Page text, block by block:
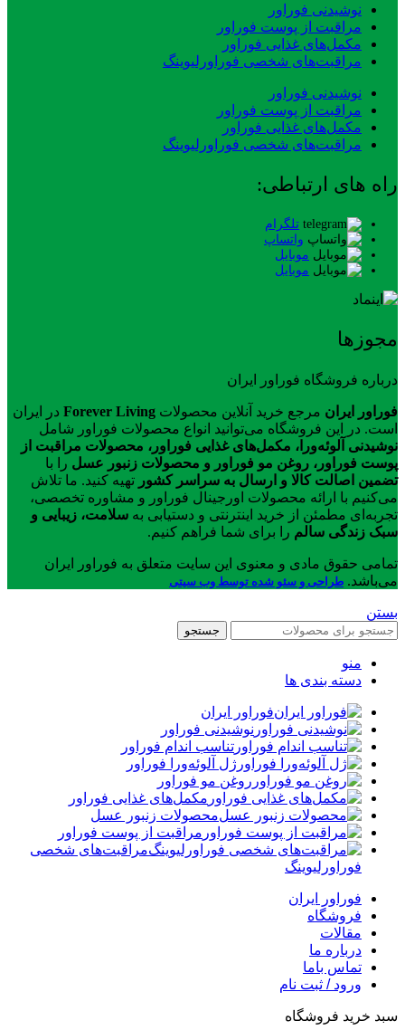
نوشیدنی فوراور
مراقبت از پوست فوراور
مکمل‌های غذایی فوراور
مراقبت‌های شخصی فوراورلیوینگ
نوشیدنی فوراور
مراقبت از پوست فوراور
مکمل‌های غذایی فوراور
مراقبت‌های شخصی فوراورلیوینگ
راه های ارتباطی:
تلگرام
واتساپ
موبایل
موبایل
مجوزها
درباره فروشگاه فوراور ایران
فوراور ایران مرجع خرید آنلاین محصولات Forever Living در ایران
است. در این فروشگاه می‌توانید انواع محصولات فوراور شامل
نوشیدنی آلوئه‌ورا، مکمل‌های غذایی فوراور، محصولات مراقبت از
پوست فوراور، روغن مو فوراور و محصولات زنبور عسل را با
تضمین اصالت کالا و ارسال به سراسر کشور تهیه کنید. ما تلاش
می‌کنیم با ارائه محصولات اورجینال فوراور و مشاوره تخصصی،
تجربه‌ای مطمئن از خرید اینترنتی و دستیابی به سلامت، زیبایی و
سبک زندگی سالم را برای شما فراهم کنیم.
تمامی حقوق مادی و معنوی این سایت متعلق به فوراور ایران
می‌باشد. طراحی و سئو شده توسط وب سیتی
بستن
جستجو
منو
دسته بندی ها
فوراور ایران
نوشیدنی فوراور
تناسب اندام فوراور
ژل آلوئه‌ورا فوراور
روغن مو فوراور
مکمل‌های غذایی فوراور
محصولات زنبور عسل
مراقبت از پوست فوراور
مراقبت‌های شخصی
فوراورلیوینگ
فوراور ایران
فروشگاه
مقالات
درباره ما
تماس باما
ورود / ثبت نام
سبد خرید فروشگاه